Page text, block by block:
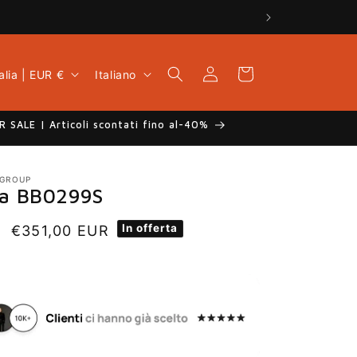
Italia | EUR €
g
u
Italiano Accedi Carrello
SALE | Articoli scontati fino al-40%
BB0299S
Prezzo
€351,00 EUR In offerta